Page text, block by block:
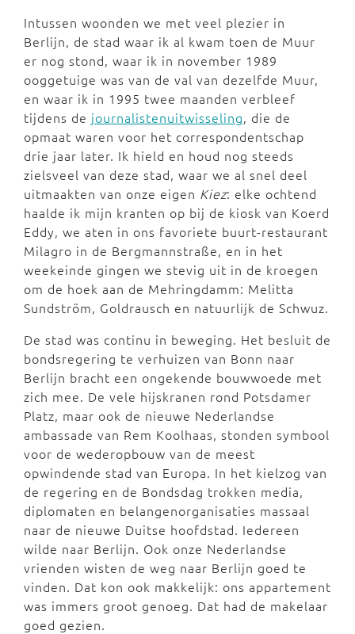
Intussen woonden we met veel plezier in
Berlijn, de stad waar ik al kwam toen de Muur
er nog stond, waar ik in november 1989
ooggetuige was van de val van dezelfde Muur,
en waar ik in 1995 twee maanden verbleef
tijdens de journalistenuitwisseling, die de
opmaat waren voor het correspondentschap
drie jaar later. Ik hield en houd nog steeds
zielsveel van deze stad, waar we al snel deel
uitmaakten van onze eigen Kiez: elke ochtend
haalde ik mijn kranten op bij de kiosk van Koerd
Eddy, we aten in ons favoriete buurt-restaurant
Milagro in de Bergmannstraße, en in het
weekeinde gingen we stevig uit in de kroegen
om de hoek aan de Mehringdamm: Melitta
Sundström, Goldrausch en natuurlijk de Schwuz.
De stad was continu in beweging. Het besluit de
bondsregering te verhuizen van Bonn naar
Berlijn bracht een ongekende bouwwoede met
zich mee. De vele hijskranen rond Potsdamer
Platz, maar ook de nieuwe Nederlandse
ambassade van Rem Koolhaas, stonden symbool
voor de wederopbouw van de meest
opwindende stad van Europa. In het kielzog van
de regering en de Bondsdag trokken media,
diplomaten en belangenorganisaties massaal
naar de nieuwe Duitse hoofdstad. Iedereen
wilde naar Berlijn. Ook onze Nederlandse
vrienden wisten de weg naar Berlijn goed te
vinden. Dat kon ook makkelijk: ons appartement
was immers groot genoeg. Dat had de makelaar
goed gezien.